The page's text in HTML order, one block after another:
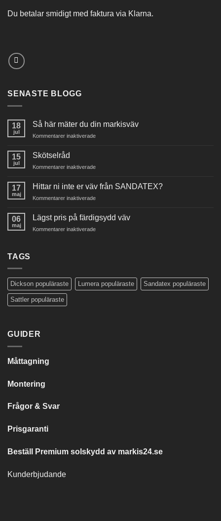
Du betalar smidigt med faktura via Klarna.
SENASTE BLOGG
18
jul
Så här mäter du din markisväv
Kommentarer inaktiveradeför
du
markisväv
15
jul
Skötselråd
Kommentarer inaktiveradeför
17
maj
Hittar ni inte er väv från SANDATEX?
Kommentarer inaktiveradeför
inte
er
06
maj
Lägst pris på färdigsydd väv
Kommentarer inaktiveradeför
TAGS
Dickson populäraste Lumera populäraste Sandatex populäraste
Sattler populäraste
GUIDER
Måttagning
Montering
Frågor & Svar
Prisgaranti
Beställ Premium solskydd av markis24.se
Kunderbjudande